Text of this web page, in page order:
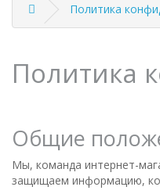
Политика
Политика
Общие
Мы, команда интернет-
защищаем информацию,